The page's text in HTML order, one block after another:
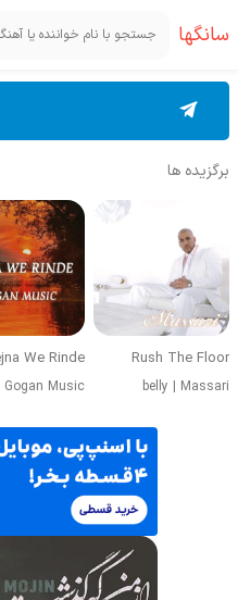
سانگها
برگزیده ها
Rush The Floor
belly | Massari
We Rinde
Gogan Music